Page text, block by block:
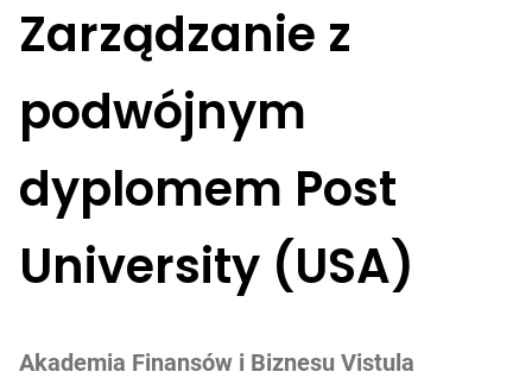
Zarządzanie z
podwójnym
dyplomem Post
University (USA)
Akademia Finansów i Biznesu Vistula